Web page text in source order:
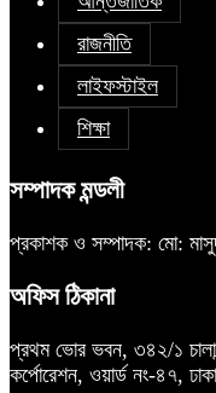
রাজনীতি
লাইফস্টাইল
শিক্ষা
সম্পাদক মন্ডলী
প্রকাশক ও সম্পাদক: মো:
অফিস ঠিকানা
প্রথম ভোর ভবন, ৩৪২/১
কর্পোরেশন, ওয়ার্ড নং-৪৭,